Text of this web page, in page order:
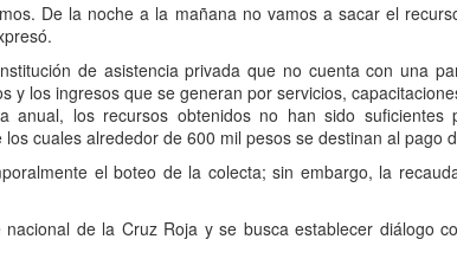
De la noche a la mañana no vamos a sacar el
de asistencia privada que no cuenta con una
y los ingresos que se generan por servicios,
anual, los recursos obtenidos no han sido
cuales alrededor de 600 mil pesos se destinan al pago
el boteo de la colecta; sin embargo, la
de la Cruz Roja y se busca establecer diálogo